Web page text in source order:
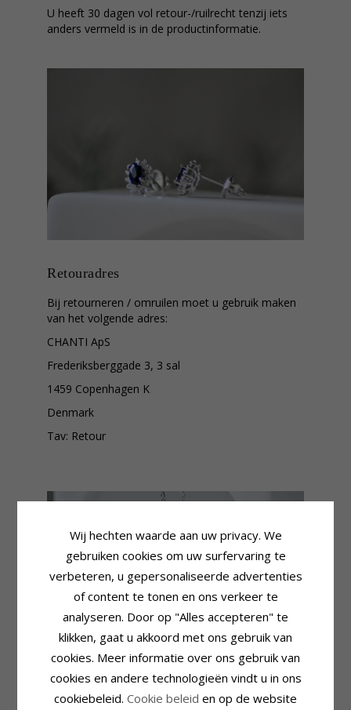
U heeft 30 dagen vol retour-/ruilrecht tenzij iets
anders vermeld is in de productinformatie.
Retouradres
Bij retourneren / omruilen moet u gebruik maken
van het volgende adres:
CHANTI ApS
Frederiksberggade 3, 3 sal
1459 Copenhagen K
Denmark
Tav: Retour
Ongebruikte goederen:
Wij hechten waarde aan uw privacy. We
gebruiken cookies om uw surfervaring te
verbeteren, u gepersonaliseerde advertenties
of content te tonen en ons verkeer te
analyseren. Door op "Alles accepteren" te
klikken, gaat u akkoord met ons gebruik van
cookies. Meer informatie over ons gebruik van
cookies en andere technologieën vindt u in ons
cookiebeleid. Cookie beleid en op de website